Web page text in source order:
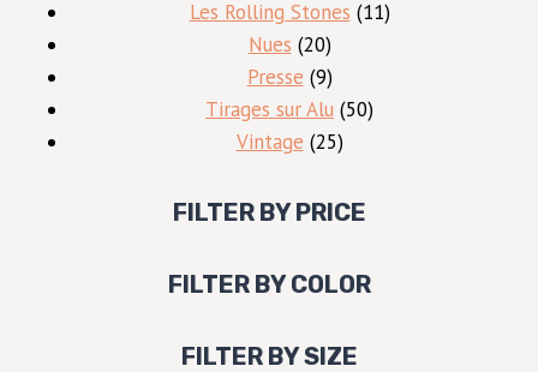
produits
Les Rolling Stones 1111
Nues 2020
produits
Presse 99
produits
Tirages sur Alu 5050
Vintage 2525
FILTER BY PRICE
FILTER BY COLOR
FILTER BY SIZE